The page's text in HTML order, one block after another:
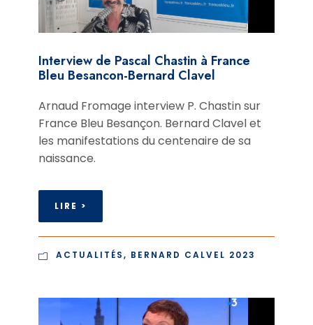
Interview de Pascal Chastin à France
Bleu Besancon-Bernard Clavel
Arnaud Fromage interview P. Chastin sur
France Bleu Besançon. Bernard Clavel et
les manifestations du centenaire de sa
naissance.
LIRE >
ACTUALITÉS, BERNARD CALVEL 2023